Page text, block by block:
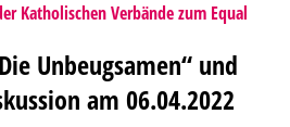
Katholischen Verbände zum Equal
Unbeugsamen“ und
am 06.04.2022